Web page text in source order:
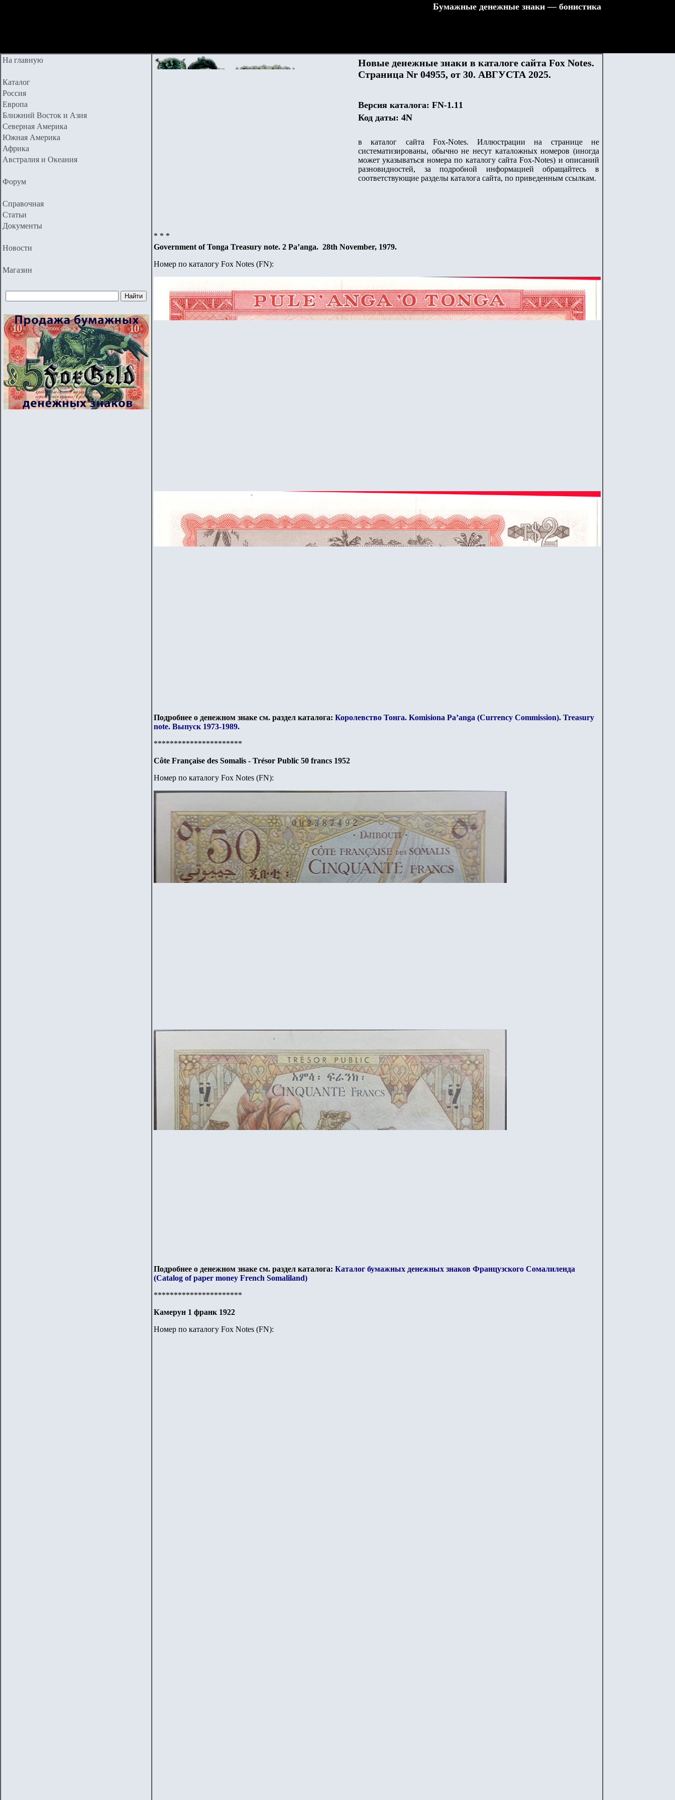
Бумажные денежные знаки — бонистика
На главную
Каталог
Россия
Европа
Ближний Восток и Азия
Северная Америка
Южная Америка
Африка
Австралия и Океания
Форум
Справочная
Статьи
Документы
Новости
Магазин
Новые денежные знаки в каталоге сайта Fox Notes.
Страница Nr 04955, от 30. АВГУСТА 2025.
Версия каталога: FN-1.11
Код даты: 4N
в каталог сайта Fox-Notes. Иллюстрации на странице не
систематизированы, обычно не несут каталожных номеров (иногда
может указываться номера по каталогу сайтаFox-Notes) и описаний
разновидностей, за подробной информацией обращайтесь в
соответствующие разделы каталога сайта, по приведенным ссылкам.
* * *
Government of Tonga Treasury note. 2 Pa’anga. 28th November, 1979.
Номер по каталогу Fox Notes (FN):
Подробнее о денежном знаке см. раздел каталога: Королевство Тонга. Komisiona Pa’anga (Currency Commission). Treasury
note. Выпуск 1973-1989.
**********************
Côte Française des Somalis - Trésor Public 50 francs 1952
Номер по каталогу Fox Notes (FN):
Подробнее о денежном знаке см. раздел каталога: Каталог бумажных денежных знаков Французского Сомалиленда
(Catalog of paper money French Somaliland)
**********************
Камерун 1 франк 1922
Номер по каталогу Fox Notes (FN):